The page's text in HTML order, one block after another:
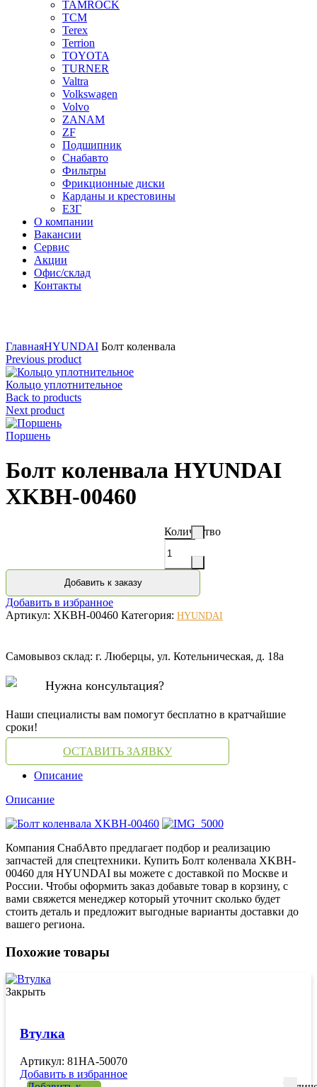
TAMROCK
TCM
Terex
Terrion
TOYOTA
TURNER
Valtra
Volkswagen
Volvo
ZANAM
ZF
Подшипник
Снабавто
Фильтры
Фрикционные диски
Карданы и крестовины
ЕЗГ
О компании
Вакансии
Сервис
Акции
Офис/склад
Контакты
ГлавнаяHYUNDAI Болт коленвала
Previous product
Кольцо уплотнительное
Back to products
Next product
Поршень
Болт коленвала HYUNDAI
XKBH-00460
Количество
Добавить к заказу
Добавить в избранное
Артикул: XKBH-00460 Категория: HYUNDAI
Самовывоз склад: г. Люберцы, ул. Котельническая, д. 18а
Нужна консультация?
Наши специалисты вам помогут бесплатно в кратчайшие
сроки!
ОСТАВИТЬ ЗАЯВКУ
Описание
Описание
Компания СнабАвто предлагает подбор и реализацию
запчастей для спецтехники. Купить Болт коленвала XKBH-
00460 для HYUNDAI вы можете с доставкой по Москве и
России. Чтобы оформить заказ добавьте товар в корзину, с
вами свяжется менеджер который уточнит сколько будет
стоить деталь и предложит выгодные варианты доставки до
вашего региона.
Похожие товары
Закрыть
Втулка
Артикул: 81HA-50070
Добавить в избранное